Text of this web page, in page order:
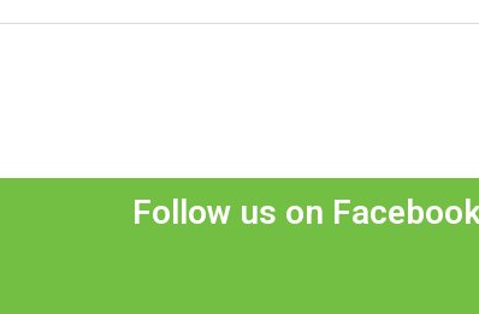
Follow us on